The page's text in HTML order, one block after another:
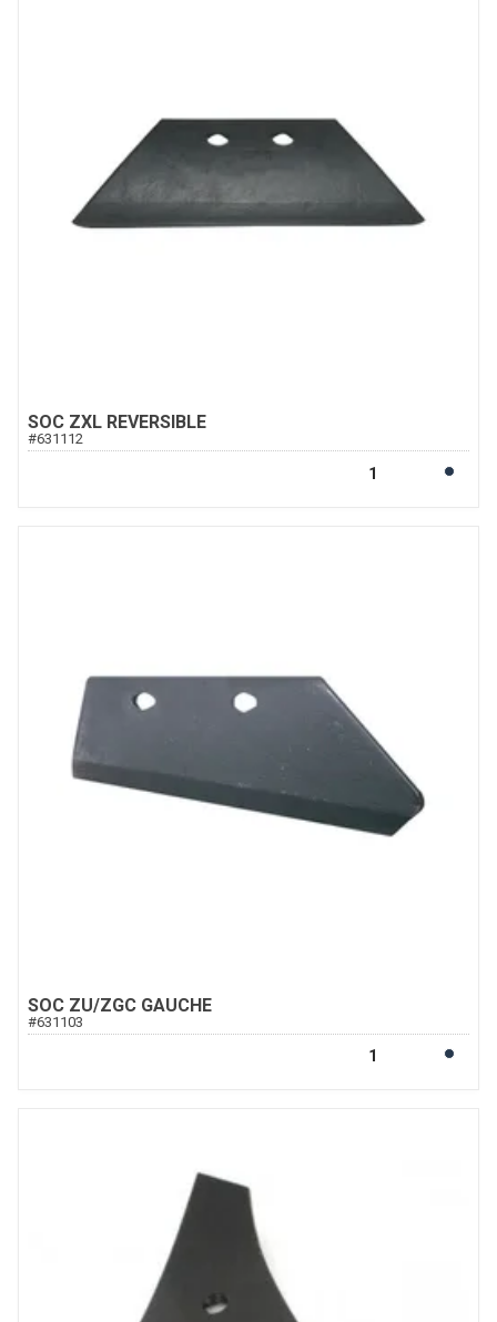
SOC ZXL REVERSIBLE
#631112
SOC ZU/ZGC GAUCHE
#631103